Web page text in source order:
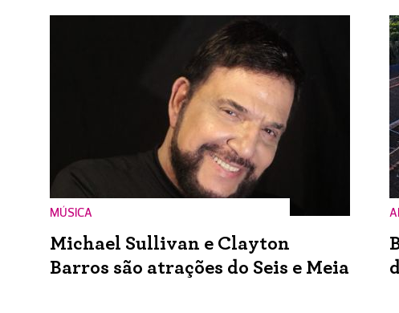
MÚSICA
Michael Sullivan e Clayton
Barros são atrações do Seis e Meia